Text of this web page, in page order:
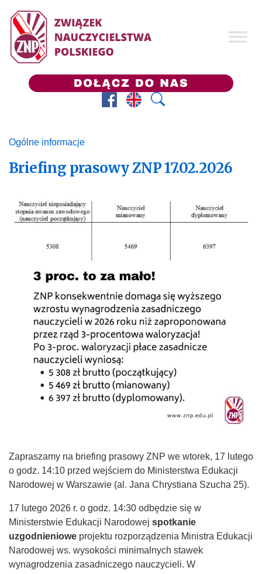
FacebookPrezes ZNP
Wyszukaj
Ogólne informacje
Briefing prasowy ZNP 17.02.2026
Zapraszamy na briefing prasowy ZNP we wtorek, 17 lutego
o godz. 14:10 przed wejściem do Ministerstwa Edukacji
Narodowej w Warszawie (al. Jana Chrystiana Szucha 25).
17 lutego 2026 r. o godz. 14:30 odbędzie się w
Ministerstwie Edukacji Narodowej spotkanie
uzgodnieniowe projektu rozporządzenia Ministra Edukacji
Narodowej ws. wysokości minimalnych stawek
wynagrodzenia zasadniczego nauczycieli. W